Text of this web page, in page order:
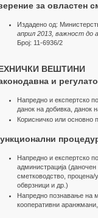
за овластен
Издадено од:
април 2013, важност до
Број: 11-6936/2
ВЕШТИНИ
и
Напредно и експертско
данок на добивка, данок
Корисничко или основно
Напредно и експертско
администрација
сметководство, процена/
обврзници и др.)
Напредно познавање на
кооперативни